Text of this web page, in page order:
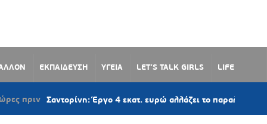
ΕΚΠΑΙΔΕΥΣΗ ΥΓΕΙΑ LET’S TALK GIRLS LIFE
Έργο 4 εκατ. ευρώ αλλάζει το παραλιακό μέτωπο του